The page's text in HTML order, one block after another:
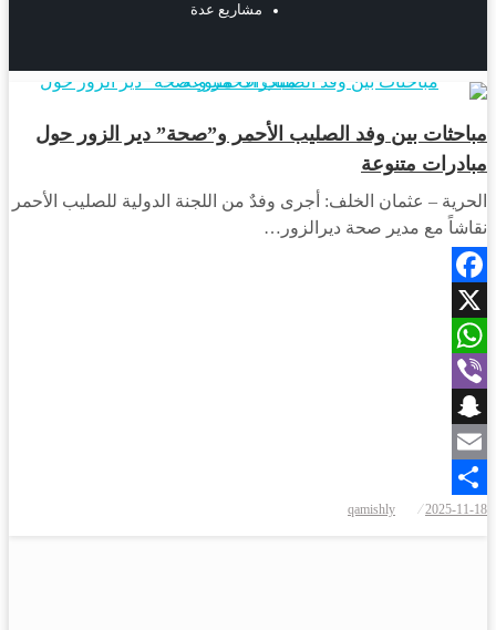
مشاريع عدة
أخبار المحافظات
مباحثات بين وفد الصليب الأحمر و”صحة” دير الزور حول
مبادرات متنوعة
الحرية – عثمان الخلف: أجرى وفدٌ من اللجنة الدولية للصليب الأحمر
نقاشاً مع مدير صحة ديرالزور…
Facebook
X
WhatsApp
Viber
Snapchat
Email
Share
2025-11-18
qamishly